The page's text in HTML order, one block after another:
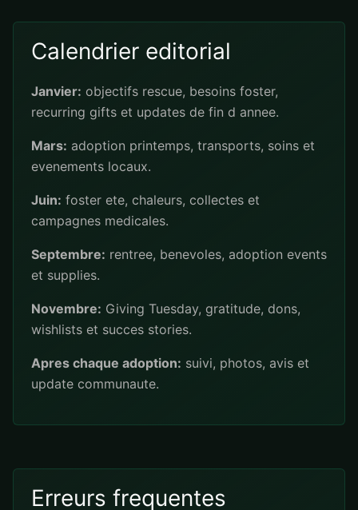
Calendrier editorial
Janvier: objectifs rescue, besoins foster,
recurring gifts et updates de fin d annee.
Mars: adoption printemps, transports, soins et
evenements locaux.
Juin: foster ete, chaleurs, collectes et
campagnes medicales.
Septembre: rentree, benevoles, adoption events
et supplies.
Novembre: Giving Tuesday, gratitude, dons,
wishlists et succes stories.
Apres chaque adoption: suivi, photos, avis et
update communaute.
Erreurs frequentes